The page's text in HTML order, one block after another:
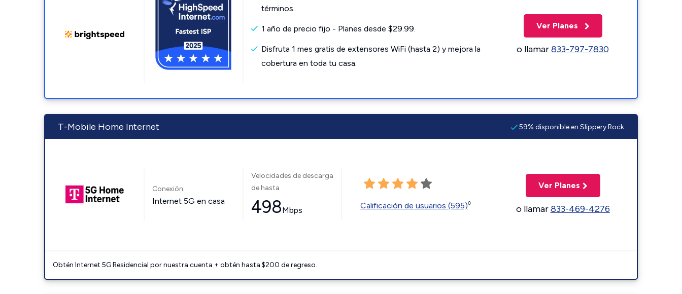
términos.
1 año de precio fijo - Planes desde $29.99.
Disfruta 1 mes gratis de extensores WiFi (hasta 2) y mejora la
cobertura en toda tu casa.
Ver Planes
o llamar833-797-7830
T-Mobile Home Internet 59% disponible en Slippery Rock
Conexión:
Internet 5G en casa
Velocidades de descarga
de hasta
498Mbps Calificación de usuarios (595)◊
Ver Planes
o llamar833-469-4276
Obtén Internet 5G Residencial por nuestra cuenta + obtén hasta $200 de regreso.